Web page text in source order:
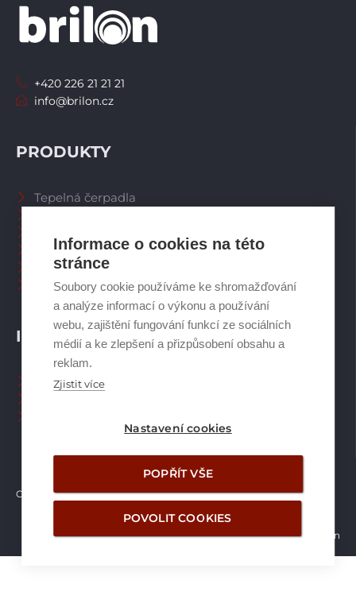
Informace o cookies na této
stránce
Soubory cookie používáme ke shromažďování
a analýze informací o výkonu a používání
webu, zajištění fungování funkcí ze sociálních
médií a ke zlepšení a přizpůsobení obsahu a
reklam.
Zjistit více
Nastavení cookies
POPŘÍT VŠE
POVOLIT COOKIES
INFORMACE
Naši pracovníci CZ
PRODUKTY
Tepelná čerpadla
Spalinové systémy
Plynové kotle
Ostatní příslušenství
+420 226 21 21 21
info@brilon.cz
Copyright © Brilon a.s. 2026
Vytvořilo studio Žalud Design